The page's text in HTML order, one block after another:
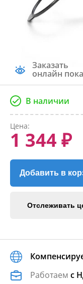
Заказать
онлайн
В наличии
Цена:
1 344 ₽
Добавить в
Отслеживать
Работаем с